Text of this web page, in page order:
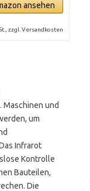
ansehen
zzgl. Versandkosten
und
um
Infrarot
Kontrolle
Bauteilen,
Die